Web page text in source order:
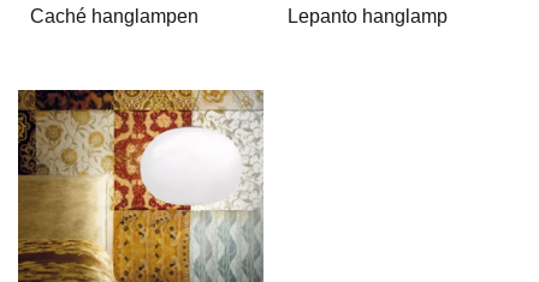
Caché hanglampen Lepanto hanglamp